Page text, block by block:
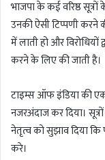
l
भाजपा के कई वरिष्ठ
उनकी ऐसी टिप्पणी करने
में लाती हो और विरोधियों
करने के लिए की जाती है।
टाइम्स ऑफ इंडिया की
नजरअंदाज कर दिया।
नेतृत्व को सुझाव दिया कि
करे।